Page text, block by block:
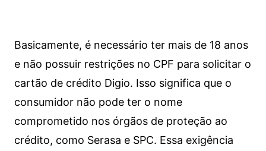
Basicamente, é necessário ter mais de 18 anos
e não possuir restrições no CPF para solicitar o
cartão de crédito Digio. Isso significa que o
consumidor não pode ter o nome
comprometido nos órgãos de proteção ao
crédito, como Serasa e SPC. Essa exigência